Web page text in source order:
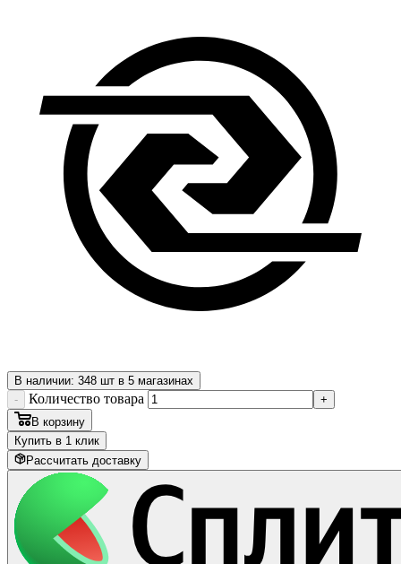
В наличии: 348 шт в 5 магазинах
-
Количество товара
+
В корзину
Купить в 1 клик
Рассчитать доставку